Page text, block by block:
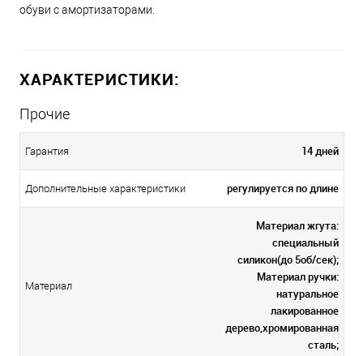
обуви с амортизаторами.
ХАРАКТЕРИСТИКИ:
Прочие
Гарантия 14 дней
Дополнительные характеристики регулируется по длине
Материал
Материал жгута:
специальный
силикон(до 5об/сек);
Материал ручки:
натуральное
лакированное
дерево,хромированная
сталь;